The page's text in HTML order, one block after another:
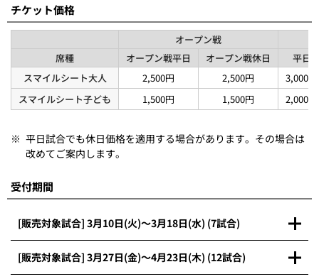
チケット価格
オープン戦
席種
オープン戦平日 オープン戦休日
平日
スマイルシート大人
2,500円 2,500円
3,000円
スマイルシート子ども
1,500円 1,500円 2,000円
※ 平日試合でも休日価格を適用する場合があります。その場合は
改めてご案内します。
受付期間
[販売対象試合] 3月10日(火)～3月18日(水) (7試合)
[販売対象試合] 3月27日(金)～4月23日(木) (12試合)